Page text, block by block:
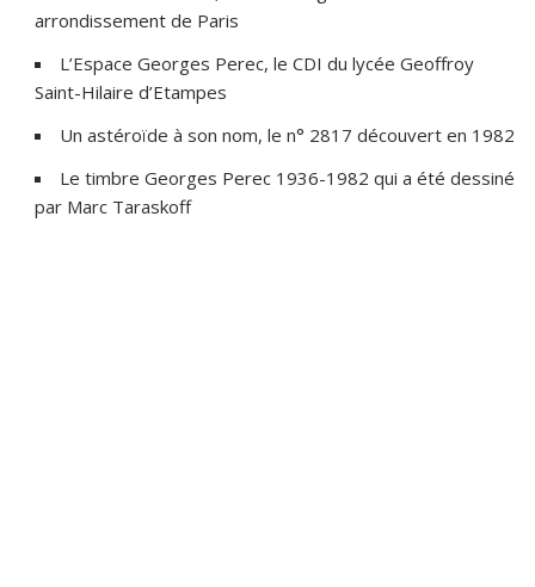
arrondissement de Paris
L’Espace Georges Perec, le CDI du lycée Geoffroy
Saint-Hilaire d’Etampes
Un astéroïde à son nom, le n° 2817 découvert en 1982
Le timbre Georges Perec 1936-1982 qui a été dessiné
par Marc Taraskoff